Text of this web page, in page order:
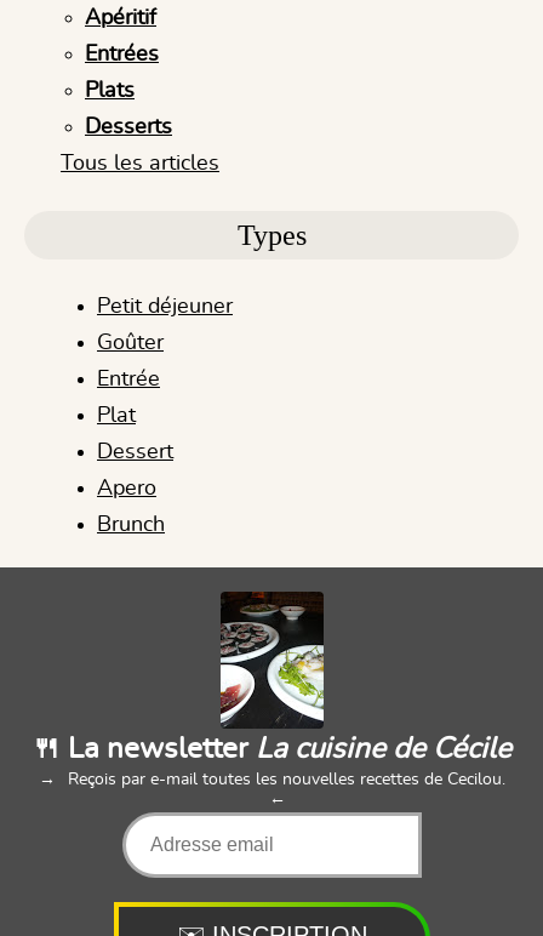
Apéritif
Entrées
Plats
Desserts
Tous les articles
Types
Petit déjeuner
Goûter
Entrée
Plat
Dessert
Apero
Brunch
🍴 La newsletter La cuisine de Cécile
Reçois par e-mail toutes les nouvelles recettes de Cecilou.